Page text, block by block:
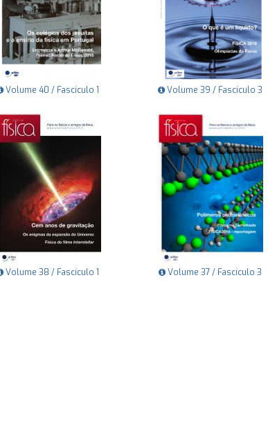
Volume 40 / Fascículo 1 Volume 39 / Fascículo 3
Volume 38 / Fascículo 1 Volume 37 / Fascículo 3